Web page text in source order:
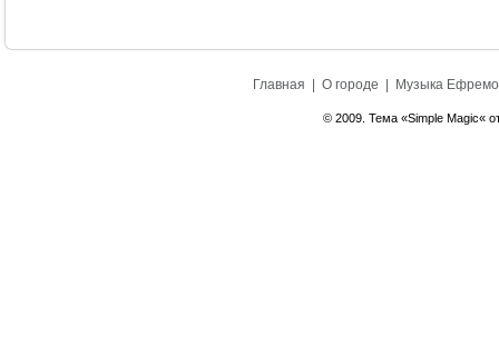
Главная О городе Музыка
© 2009. Тема «Simple Magic«